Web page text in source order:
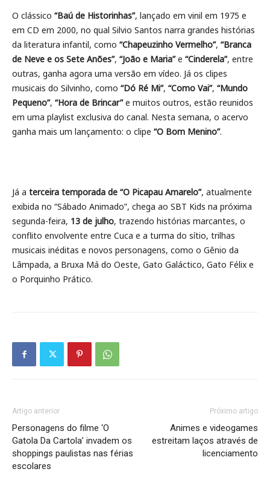
O clássico “Baú de Historinhas”, lançado em vinil em 1975 e
em CD em 2000, no qual Silvio Santos narra grandes histórias
da literatura infantil, como “Chapeuzinho Vermelho”, “Branca
de Neve e os Sete Anões”, “João e Maria”e “Cinderela”, entre
outras, ganha agora uma versão em vídeo. Já os clipes
musicais do Silvinho, como “Dó Ré Mi”, “Como Vai”, “Mundo
Pequeno”, “Hora de Brincar”e muitos outros, estão reunidos
em uma playlist exclusiva do canal. Nesta semana, o acervo
ganha mais um lançamento: o clipe “O Bom Menino”.
Já a terceira temporada de “O Picapau Amarelo”, atualmente
exibida no “Sábado Animado”, chega ao SBT Kids na próxima
segunda-feira, 13 de julho, trazendo histórias marcantes, o
conflito envolvente entre Cuca e a turma do sítio, trilhas
musicais inéditas e novos personagens, como o Gênio da
Lâmpada, a Bruxa Má do Oeste, Gato Galáctico, Gato Félix e
o Porquinho Prático.
Artigo anterior
Personagens do filme ‘O
Gatola Da Cartola’ invadem os
shoppings paulistas nas férias
escolares
Próximo artigo
Animes e videogames
estreitam laços através de
licenciamento